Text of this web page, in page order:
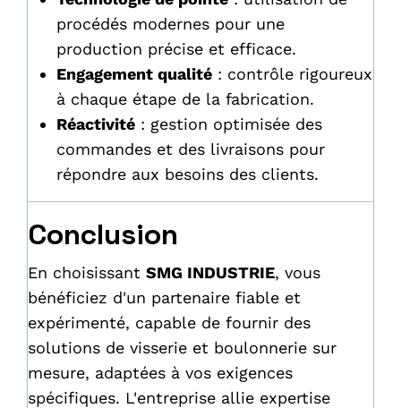
procédés modernes pour une
production précise et efficace.
Engagement qualité : contrôle rigoureux
à chaque étape de la fabrication.
Réactivité : gestion optimisée des
commandes et des livraisons pour
répondre aux besoins des clients.
Conclusion
En choisissant SMG INDUSTRIE, vous
bénéficiez d'un partenaire fiable et
expérimenté, capable de fournir des
solutions de visserie et boulonnerie sur
mesure, adaptées à vos exigences
spécifiques. L'entreprise allie expertise